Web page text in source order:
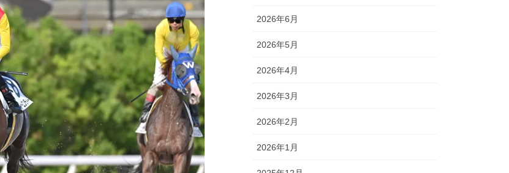
2026年6月
2026年5月
2026年4月
2026年3月
2026年2月
2026年1月